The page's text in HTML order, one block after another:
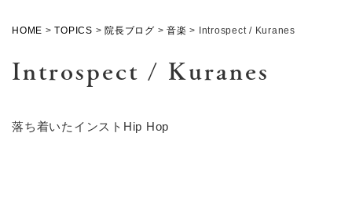
HOME >TOPICS > 院長ブログ > 音楽 > Introspect / Kuranes
Introspect / Kuranes
落ち着いたインストHip Hop